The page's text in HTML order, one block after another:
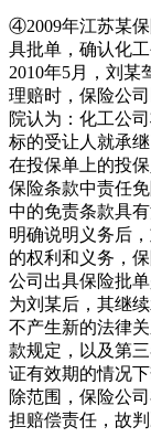
④2009年江苏某
具批单，确认化
2010年5月，刘
理赔时，保险公
院认为：化工公
标的受让人就承
在投保单上的投
保险条款中责任
中的免责条款具
明确说明义务后
的权利和义务，
公司出具保险批
为刘某后，其继
不产生新的法律
款规定，以及第
证有效期的情况
除范围，保险公
担赔偿责任，故